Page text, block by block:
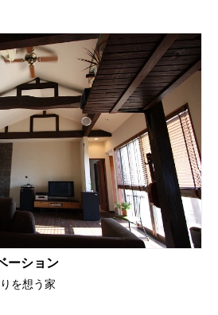
ーション
を想う家